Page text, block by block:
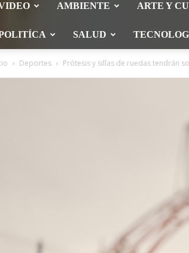
AMBIENTE ARTE Y
SALUD
Deportes Prótesis y sillas de ruedas tendrán